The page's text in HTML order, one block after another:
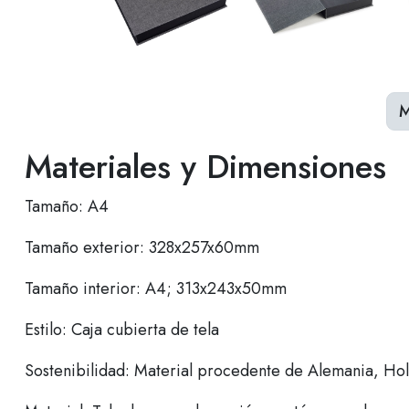
Materiales y Dimensiones
Tamaño: A4
Tamaño exterior: 328x257x60mm
Tamaño interior: A4; 313x243x50mm
Estilo: Caja cubierta de tela
Sostenibilidad: Material procedente de Alemania,